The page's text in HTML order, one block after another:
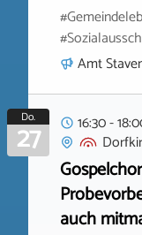
Amt
Do.
27
16:30 -
auch